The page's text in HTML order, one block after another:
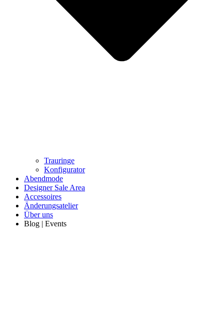
Trauringe
Konfigurator
Abendmode
Designer Sale Area
Accessoires
Änderungsatelier
Über uns
Blog | Events